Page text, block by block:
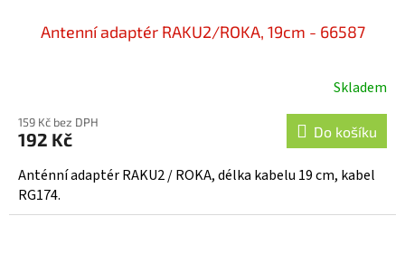
Antenní adaptér RAKU2/ROKA, 19cm - 66587
Skladem
159 Kč bez DPH
192 Kč Do košíku
Anténní adaptér RAKU2 / ROKA, délka kabelu 19 cm, kabel
RG174.